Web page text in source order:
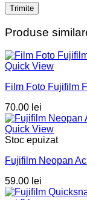
Produse
Quick View
Film Foto Fujifilm
70.00 lei
Quick View
Stoc epuizat
Fujifilm Neopan
59.00 lei